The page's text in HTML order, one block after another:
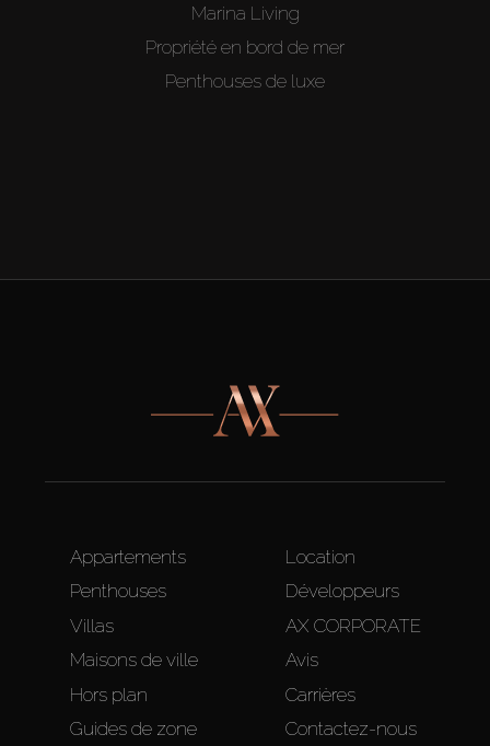
Marina Living
Propriété en bord de mer
Penthouses de luxe
Appartements
Penthouses
Villas
Maisons de ville
Hors plan
Guides de zone
Location
Développeurs
AX CORPORATE
Avis
Carrières
Contactez-nous